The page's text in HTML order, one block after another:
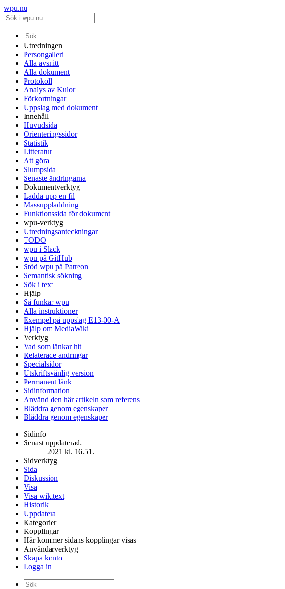
wpu.nu
Utredningen
Persongalleri
Alla avsnitt
Alla dokument
Protokoll
Analys av Kulor
Förkortningar
Uppslag med dokument
Innehåll
Huvudsida
Orienteringssidor
Statistik
Litteratur
Att göra
Slumpsida
Senaste ändringarna
Dokumentverktyg
Ladda upp en fil
Massuppladdning
Funktionssida för dokument
wpu-verktyg
Utredningsanteckningar
TODO
wpu i Slack
wpu på GitHub
Stöd wpu på Patreon
Semantisk sökning
Sök i text
Hjälp
Så funkar wpu
Alla instruktioner
Exempel på uppslag E13-00-A
Hjälp om MediaWiki
Verktyg
Vad som länkar hit
Relaterade ändringar
Specialsidor
Utskriftsvänlig version
Permanent länk
Sidinformation
Använd den här artikeln som referens
Bläddra genom egenskaper
Bläddra genom egenskaper
Sidinfo
Senast uppdaterad:
2021 kl. 16.51.
Sidverktyg
Sida
Diskussion
Visa
Visa wikitext
Historik
Uppdatera
Kategorier
Kopplingar
Här kommer sidans kopplingar visas
Användarverktyg
Skapa konto
Logga in